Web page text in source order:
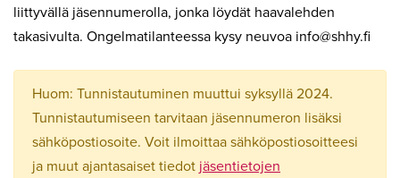
liittyvällä jäsennumerolla, jonka löydät haavalehden
takasivulta. Ongelmatilanteessa kysy neuvoa info shhy.fi
Huom: Tunnistautuminen muuttui syksyllä 2024.
Tunnistautumiseen tarvitaan jäsennumeron lisäksi
sähköpostiosoite. Voit ilmoittaa sähköpostiosoitteesi
ja muut ajantasaiset tiedot jäsentietojen